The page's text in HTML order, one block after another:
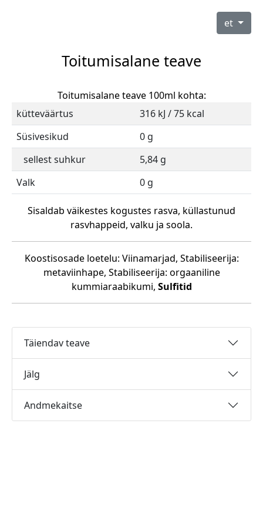
et
Toitumisalane teave
Toitumisalane teave 100ml kohta:
kütteväärtus
316 kJ / 75 kcal
Süsivesikud
0 g
sellest suhkur
5,84 g
Valk
0 g
Sisaldab väikestes kogustes rasva, küllastunud
rasvhappeid, valku ja soola.
Koostisosade loetelu: Viinamarjad, Stabiliseerija:
metaviinhape, Stabiliseerija: orgaaniline
kummiaraabikumi, Sulfitid
Täiendav teave
Jälg
Andmekaitse